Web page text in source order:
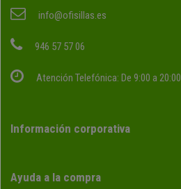
info@ofisillas.es
946 57 57 06
Atención Telefónica: De 9:00 a 20:00
Información corporativa
Ayuda a la compra